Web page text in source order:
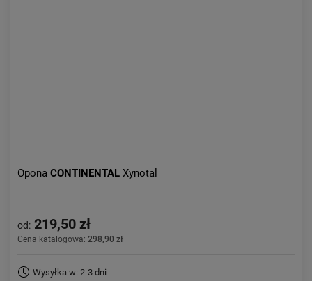
Opona CONTINENTAL Xynotal
od: 219,50 zł
Cena katalogowa: 298,90 zł
Wysyłka w: 2-3 dni